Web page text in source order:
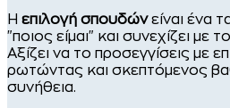
Η επιλογή σπουδώνείναι ένα
"ποιος είμαι" και συνεχίζει
Αξίζει να το προσεγγίσεις με
ρωτώντας και σκεπτόμενος
συνήθεια.